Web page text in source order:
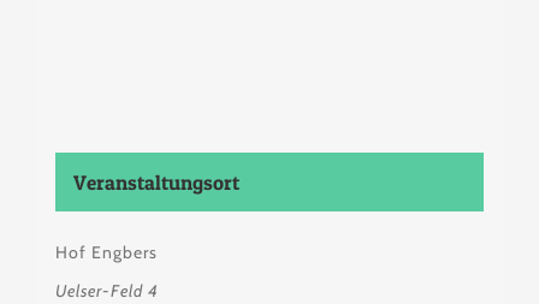
Veranstaltungsort
Hof Engbers
Uelser-Feld 4